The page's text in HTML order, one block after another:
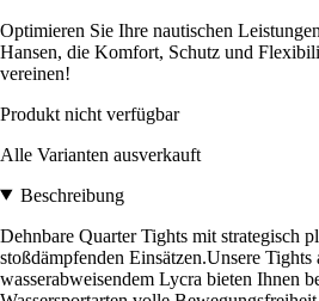
Optimieren Sie Ihre nautischen
Hansen, die Komfort, Schutz und
vereinen!
Produkt nicht verfügbar
Alle Varianten ausverkauft
Beschreibung
Dehnbare Quarter Tights mit strategisch
stoßdämpfenden Einsätzen.Unsere Tights
wasserabweisendem Lycra bieten Ihnen